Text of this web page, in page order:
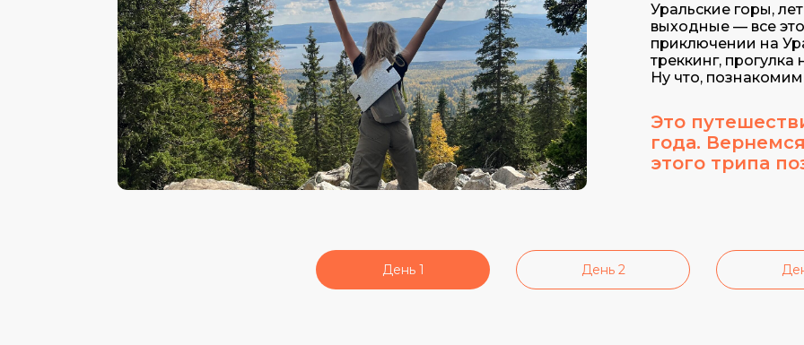
Уральские горы,
выходные — все
приключении на
треккинг,
Ну что,
Это
года.
этого трипа
День 1 День 2